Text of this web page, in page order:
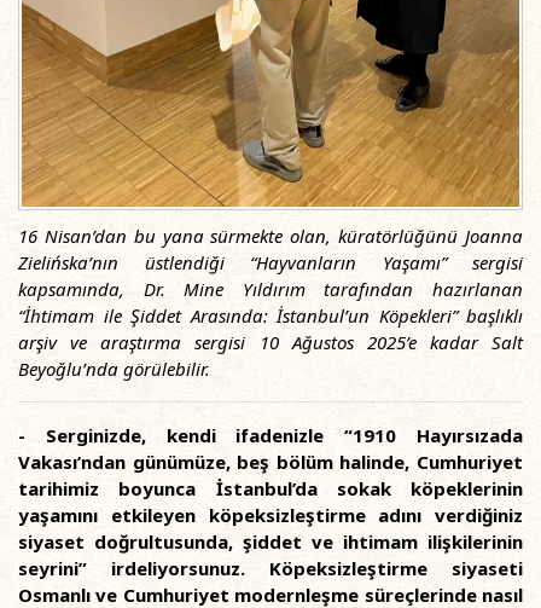
16 Nisan’dan bu yana sürmekte olan, küratörlüğünü Joanna
Zielińska’nın üstlendiği “Hayvanların Yaşamı” sergisi
kapsamında, Dr. Mine Yıldırım tarafından hazırlanan
“İhtimam ile Şiddet Arasında: İstanbul’un Köpekleri” başlıklı
arşiv ve araştırma sergisi 10 Ağustos 2025’e kadar Salt
Beyoğlu’nda görülebilir.
- Serginizde, kendi ifadenizle “1910 Hayırsızada
Vakası’ndan günümüze, beş bölüm halinde, Cumhuriyet
tarihimiz boyunca İstanbul’da sokak köpeklerinin
yaşamını etkileyen köpeksizleştirme adını verdiğiniz
siyaset doğrultusunda, şiddet ve ihtimam ilişkilerinin
seyrini” irdeliyorsunuz. Köpeksizleştirme siyaseti
Osmanlı ve Cumhuriyet modernleşme süreçlerinde nasıl